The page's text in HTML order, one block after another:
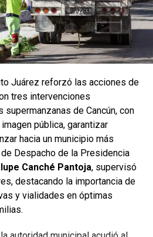
Bienestar Quintanarroense
en las demás rutas conforme el
que la identificación es
fotografía y requiere
identificación oficial,
y certificados correspondientes
en las oficinas del IMDAI se
de discapacidad para quienes
realizar todo el proceso en
inclusiva y sin trámites
conectará diversas zonas
principales y la nueva
Nichupté, fortaleciendo la
Juárez reforzó las acciones de
tres intervenciones
de Cancún, con
pública, garantizar
hacia un municipio más
Despacho de la Presidencia
Canché Pantoja, supervisó
destacando la importancia de
y vialidades en óptimas